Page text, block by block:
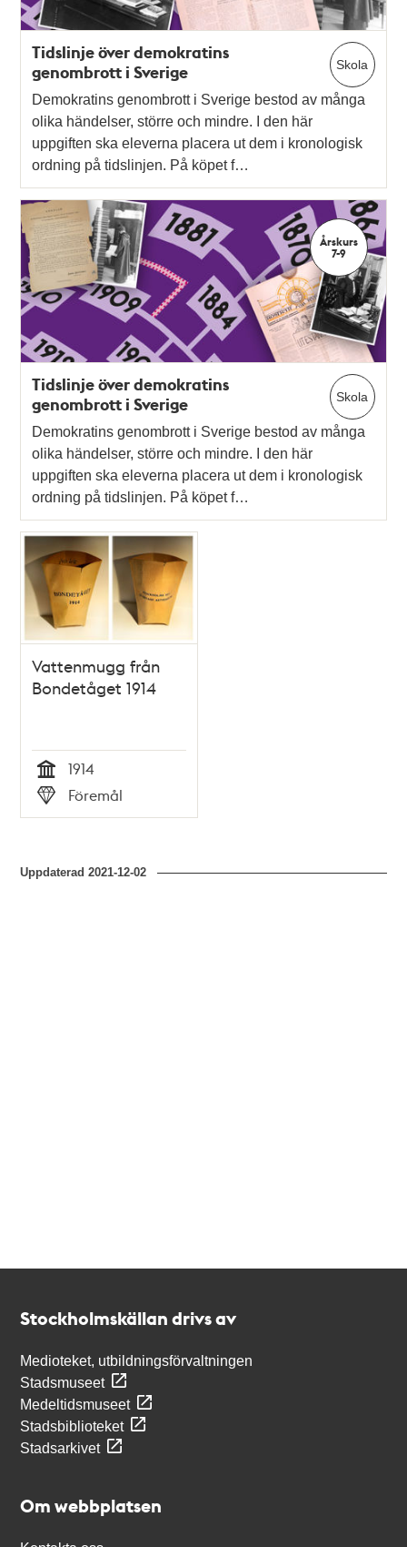
Skola
Tidslinje över demokratins
genombrott i Sverige
Demokratins genombrott i Sverige bestod av många
olika händelser, större och mindre. I den här
uppgiften ska eleverna placera ut dem i kronologisk
ordning på tidslinjen. På köpet f…
Årskurs
7-9
Skola
Tidslinje över demokratins
genombrott i Sverige
Demokratins genombrott i Sverige bestod av många
olika händelser, större och mindre. I den här
uppgiften ska eleverna placera ut dem i kronologisk
ordning på tidslinjen. På köpet f…
Vattenmugg från
Bondetåget 1914
Tid
1914
Typ
Föremål
Uppdaterad2021-12-02
Stockholmskällan drivs av
Medioteket, utbildningsförvaltningen
Stadsmuseet
Medeltidsmuseet
Stadsbiblioteket
Stadsarkivet
Om webbplatsen